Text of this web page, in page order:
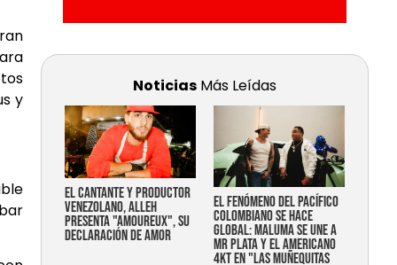
y
Noticias Más Leídas
EL CANTANTE Y PRODUCTOR
VENEZOLANO, ALLEH
PRESENTA "AMOUREUX", SU
DECLARACIÓN DE AMOR
EL FENÓMENO DEL PACÍFICO
COLOMBIANO SE HACE
GLOBAL: MALUMA SE UNE A
MR PLATA Y EL AMERICANO
4KT EN "LAS MUÑEQUITAS